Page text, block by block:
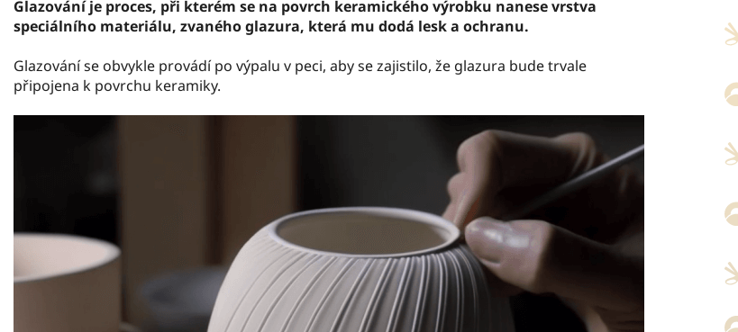
Glazování je proces, při kterém se na povrch keramického výrobku nanese vrstva
speciálního materiálu, zvaného glazura, která mu dodá lesk a ochranu.
Glazování se obvykle provádí po výpalu v peci, aby se zajistilo, že glazura bude trvale
připojena k povrchu keramiky.